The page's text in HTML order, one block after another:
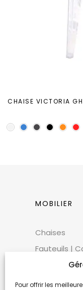
Pour offrir les
CHAISE VICTORIA
MOBILIER
Chaises
Fauteuils |
Mobilier
Tables